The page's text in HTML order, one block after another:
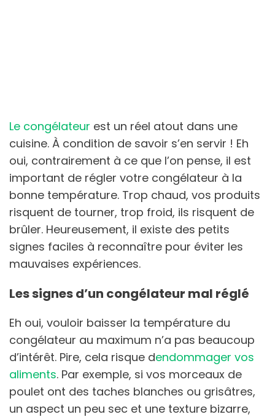
Le congélateur est un réel atout dans une
cuisine. À condition de savoir s’en servir ! Eh
oui, contrairement à ce que l’on pense, il est
important de régler votre congélateur à la
bonne température. Trop chaud, vos produits
risquent de tourner, trop froid, ils risquent de
brûler. Heureusement, il existe des petits
signes faciles à reconnaître pour éviter les
mauvaises expériences.
Les signes d’un congélateur mal réglé
Eh oui, vouloir baisser la température du
congélateur au maximum n’a pas beaucoup
d’intérêt. Pire, cela risque dendommager vos
aliments. Par exemple, si vos morceaux de
poulet ont des taches blanches ou grisâtres,
un aspect un peu sec et une texture bizarre,